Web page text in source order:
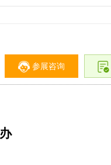
参展咨询